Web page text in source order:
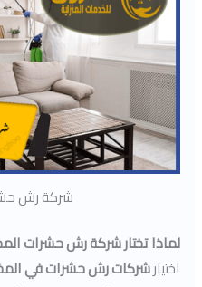
شركة رش
لماذا تختار شركة رش حشرات
اختيارشركات رش حشرات في